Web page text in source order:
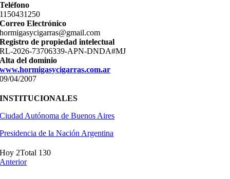
Teléfono
11­50431250
Correo Electrónico
hormigasycigarras@gmail.com
Registro de propiedad intelectual
RL-2026-73706339-APN-DNDA#MJ
Alta del dominio
www.hormigasycigarras.com.ar
09/04/2007
INSTITUCIONALES
Ciudad Autónoma de Buenos Aires
Presidencia de la Nación Argentina
Hoy 2Total 130
Anterior